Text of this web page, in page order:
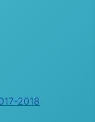
2018